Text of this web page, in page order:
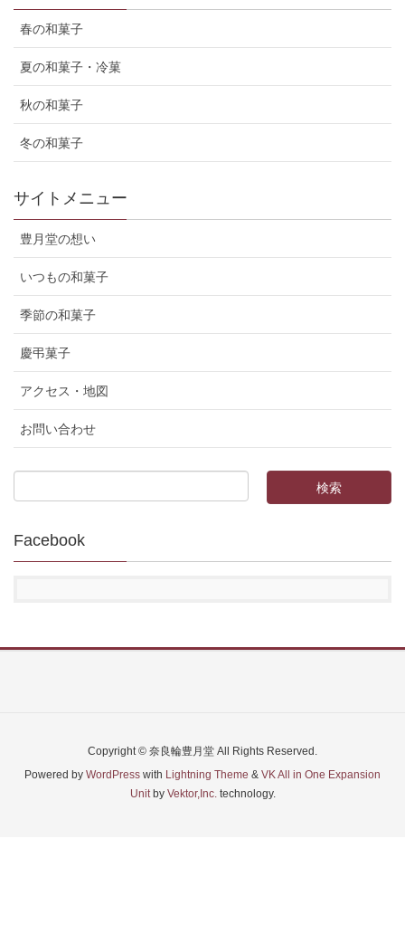
春の和菓子
夏の和菓子・冷菓
秋の和菓子
冬の和菓子
サイトメニュー
豊月堂の想い
いつもの和菓子
季節の和菓子
慶弔菓子
アクセス・地図
お問い合わせ
Facebook
Copyright © 奈良輪豊月堂 All Rights Reserved.
Powered by WordPress with Lightning Theme & VK All in One Expansion
Unitby Vektor,Inc.technology.